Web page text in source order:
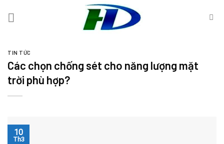
TIN TỨC
Các chọn chống sét cho năng lượng mặt
trời phù hợp?
10
Th3